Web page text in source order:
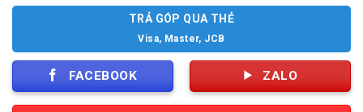
TRẢ GÓP QUA THẺ
Visa, Master, JCB
FACEBOOK ZALO